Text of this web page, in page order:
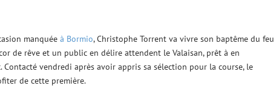
manquée à Bormio, Christophe Torrent va vivre son baptême du feu
de rêve et un public en délire attendent le Valaisan, prêt à en
vendredi après avoir appris sa sélection pour la course, le
de cette première.